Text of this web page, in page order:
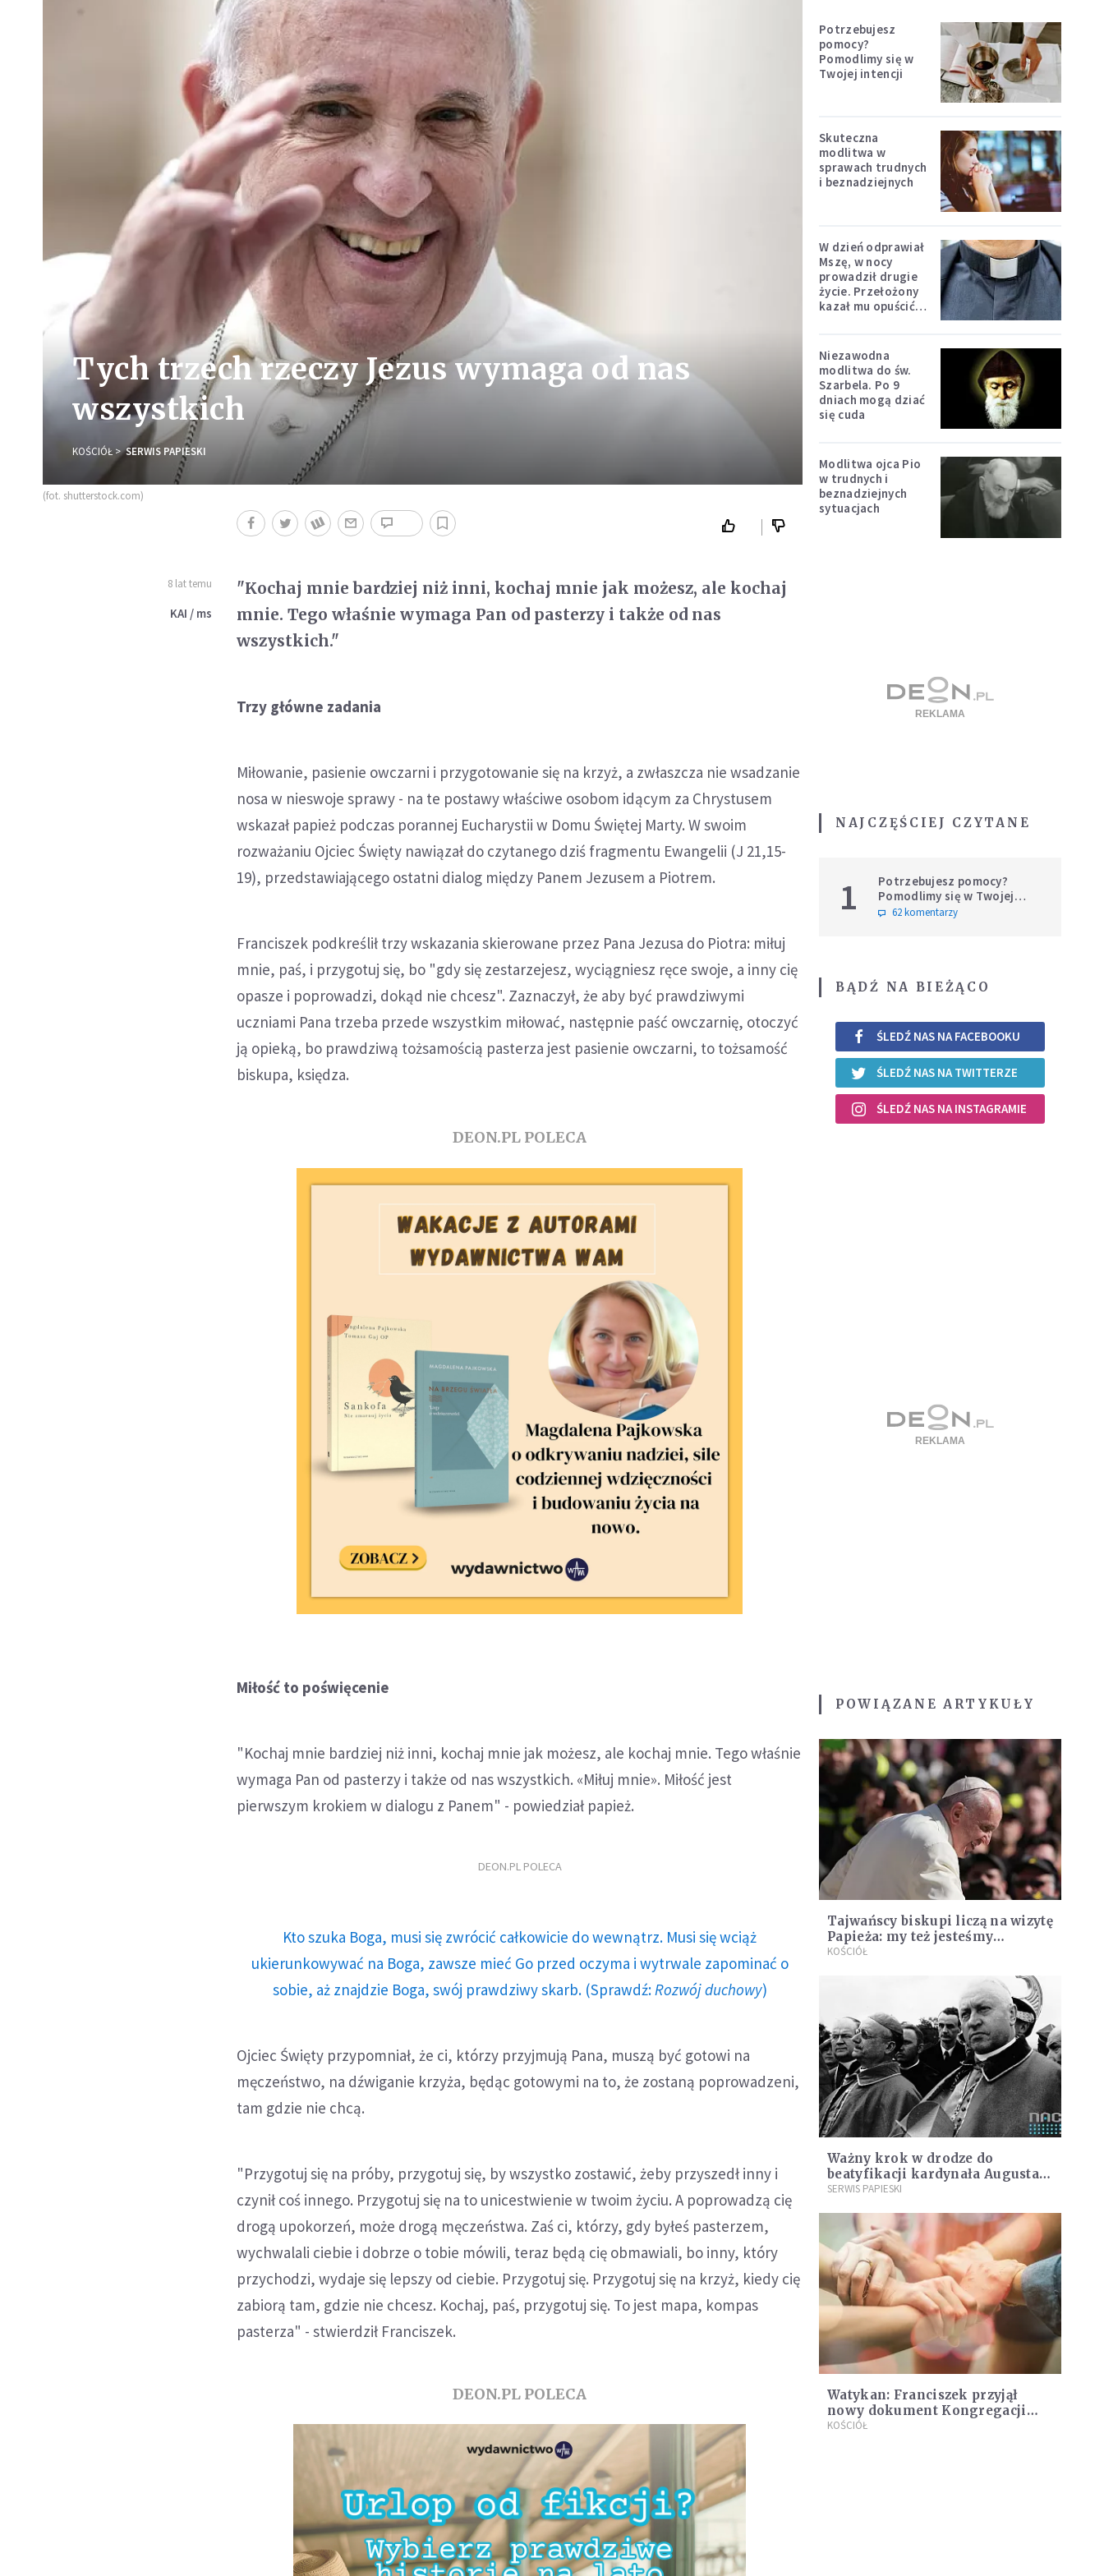
Tych trzech rzeczy Jezus wymaga od nas
wszystkich
KOŚCIÓŁ SERWIS PAPIESKI
(fot. shutterstock.com)
8 lat temu
KAI / ms
"Kochaj mnie bardziej niż inni, kochaj mnie jak możesz, ale kochaj
mnie. Tego właśnie wymaga Pan od pasterzy i także od nas
wszystkich."
Trzy główne zadania
Miłowanie, pasienie owczarni i przygotowanie się na krzyż, a zwłaszcza nie wsadzanie
nosa w nieswoje sprawy - na te postawy właściwe osobom idącym za Chrystusem
wskazał papież podczas porannej Eucharystii w Domu Świętej Marty. W swoim
rozważaniu Ojciec Święty nawiązał do czytanego dziś fragmentu Ewangelii (J 21,15-
19), przedstawiającego ostatni dialog między Panem Jezusem a Piotrem.
Franciszek podkreślił trzy wskazania skierowane przez Pana Jezusa do Piotra: miłuj
mnie, paś, i przygotuj się, bo "gdy się zestarzejesz, wyciągniesz ręce swoje, a inny cię
opasze i poprowadzi, dokąd nie chcesz". Zaznaczył, że aby być prawdziwymi
uczniami Pana trzeba przede wszystkim miłować, następnie paść owczarnię, otoczyć
ją opieką, bo prawdziwą tożsamością pasterza jest pasienie owczarni, to tożsamość
biskupa, księdza.
DEON.PL POLECA
Miłość to poświęcenie
"Kochaj mnie bardziej niż inni, kochaj mnie jak możesz, ale kochaj mnie. Tego właśnie
wymaga Pan od pasterzy i także od nas wszystkich. «Miłuj mnie». Miłość jest
pierwszym krokiem w dialogu z Panem" - powiedział papież.
DEON.PL POLECA
Kto szuka Boga, musi się zwrócić całkowicie do wewnątrz. Musi się wciąż
ukierunkowywać na Boga, zawsze mieć Go przed oczyma i wytrwale zapominać o
sobie, aż znajdzie Boga, swój prawdziwy skarb. (Sprawdź: Rozwój duchowy)
Ojciec Święty przypomniał, że ci, którzy przyjmują Pana, muszą być gotowi na
męczeństwo, na dźwiganie krzyża, będąc gotowymi na to, że zostaną poprowadzeni,
tam gdzie nie chcą.
"Przygotuj się na próby, przygotuj się, by wszystko zostawić, żeby przyszedł inny i
czynił coś innego. Przygotuj się na to unicestwienie w twoim życiu. A poprowadzą cię
drogą upokorzeń, może drogą męczeństwa. Zaś ci, którzy, gdy byłeś pasterzem,
wychwalali ciebie i dobrze o tobie mówili, teraz będą cię obmawiali, bo inny, który
przychodzi, wydaje się lepszy od ciebie. Przygotuj się. Przygotuj się na krzyż, kiedy cię
zabiorą tam, gdzie nie chcesz. Kochaj, paś, przygotuj się. To jest mapa, kompas
pasterza" - stwierdził Franciszek.
DEON.PL POLECA
Potrzebujesz
pomocy?
Pomodlimy się w
Twojej intencji
Skuteczna
modlitwa w
sprawach trudnych
i beznadziejnych
W dzień odprawiał
Mszę, w nocy
prowadził drugie
życie. Przełożony
kazał mu opuścić
Niezawodna
modlitwa do św.
Szarbela. Po 9
dniach mogą dziać
się cuda
Modlitwa ojca Pio
w trudnych i
beznadziejnych
sytuacjach
NAJCZĘŚCIEJ CZYTANE
1
Potrzebujesz pomocy?
Pomodlimy się w Twojej
intencji
62 komentarzy
BĄDŹ NA BIEŻĄCO
ŚLEDŹ NAS NA FACEBOOKU
ŚLEDŹ NAS NA TWITTERZE
ŚLEDŹ NAS NA INSTAGRAMIE
POWIĄZANE ARTYKUŁY
Tajwańscy biskupi liczą na wizytę
Papieża: my też jesteśmy
wykluczeni
KOŚCIÓŁ
Ważny krok w drodze do
beatyfikacji kardynała Augusta
Hlonda
SERWIS PAPIESKI
Watykan: Franciszek przyjął
nowy dokument Kongregacji
Nauki Wiary
KOŚCIÓŁ